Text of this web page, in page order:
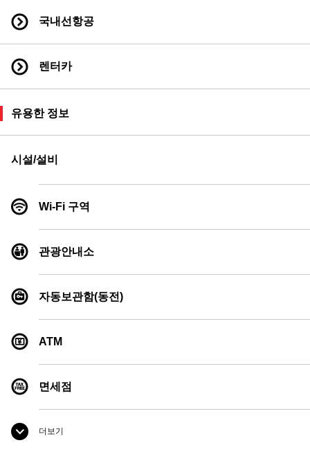
국내선항공
렌터카
유용한 정보
시설/설비
Wi-Fi 구역
관광안내소
자동보관함(동전)
ATM
면세점
더보기